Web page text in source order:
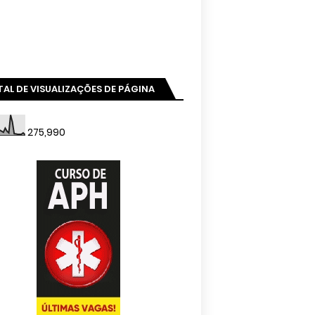
DE VISUALIZAÇÕES DE PÁGINA
275,990